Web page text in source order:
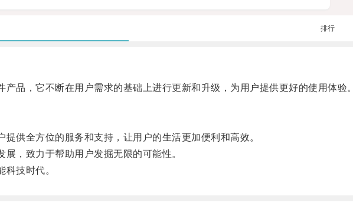
排行
，它不断在用户需求的基础上进行更新和升级，为用户提供更好的使用体验。
全方位的服务和支持，让用户的生活更加便利和高效。
，致力于帮助用户发掘无限的可能性。
技时代。